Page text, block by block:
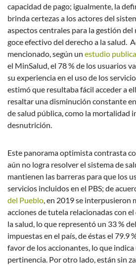
capacidad de pago; igualmente, la
brinda certezas a los actores del
aspectos centrales para la gestión del
goce efectivo del derecho a la salud.
mencionado, según un estudio
el MinSalud, el 78 % de los usuarios
su experiencia en el uso de los
estimó que resultaba fácil acceder a
resaltar una disminución constante
de salud pública, como la mortalidad
desnutrición.
Este panorama optimista contrasta
aún no logra resolver el sistema de
mantienen las barreras para que los
servicios incluidos en el PBS; de
del Pueblo, en 2019 se interpusieron
acciones de tutela relacionadas con
la salud, lo que representó un 33 %
impuestas en el país, de éstas el 79.9
favor de los accionantes, lo que
pertinencia. Por otro lado, están sin